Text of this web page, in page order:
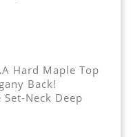
Hard Maple Top
Back!
Set-Neck Deep